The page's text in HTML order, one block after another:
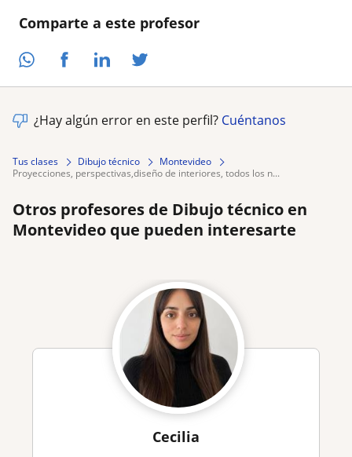
Comparte a este profesor
¿Hay algún error en este perfil? Cuéntanos
Tus clases Dibujo técnico
Montevideo
proyecciones, perspectivas,diseño de interiores, todos los n...
Otros profesores de Dibujo técnico en
Montevideo que pueden interesarte
Cecilia